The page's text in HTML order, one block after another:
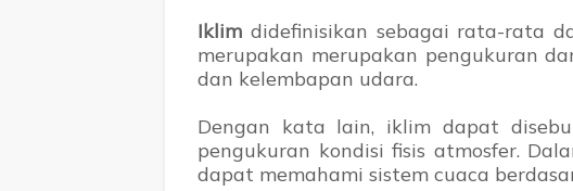
Iklim didefinisikan sebagai rata-rata
merupakan merupakan pengukuran
dan kelembapan udara.
Dengan kata lain, iklim dapat
pengukuran kondisi fisis atmosfer.
dapat memahami sistem cuaca